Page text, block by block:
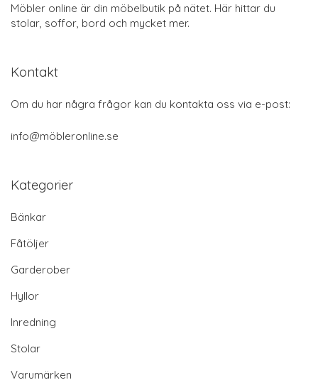
Möbler online är din möbelbutik på nätet. Här hittar du
stolar, soffor, bord och mycket mer.
Kontakt
Om du har några frågor kan du kontakta oss via e-post:
info@möbleronline.se
Kategorier
Bänkar
Fåtöljer
Garderober
Hyllor
Inredning
Stolar
Varumärken